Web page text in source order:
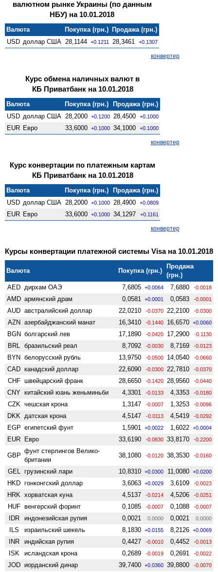
валютном рынке Украины (по данным
НБУ) на 10.01.2018
Валюта Покупка (грн.) Продажа (грн.)
USD доллар США 28,1144 +0.1211 28,3461 +0.1307
конвертер
Курс обмена наличных валют в
КБ Приватбанк на 10.01.2018
Валюта Покупка (грн.)
Продажа (грн.)
USD доллар США 28,2000 +0.1200 28,4500 +0.1000
EUR Евро 33,6000 +0.1000 34,1000 +0.1000
конвертер
Курс конвертации по платежным картам
КБ Приватбанк на 10.01.2018
Валюта Покупка (грн.)
Продажа (грн.)
USD доллар США 28,2000 +0.1000 28,4900 +0.0809
EUR Евро 33,6000 +0.1000 34,1297 +0.1161
конвертер
Курсы конвертации платежной системы Visa на 10.01.2018
Валюта Покупка (грн.)
Продажа
(грн.)
AED дирхам ОАЭ 7,6805 +0.0064 7,6880 -0.0018
AMD армянский драм 0,0581 +0.0001 0,0583 -0.0001
AUD австралийский доллар 22,0210 -0.0370 22,2100 -0.0300
AZN азербайджанский манат 16,3410 -0.1440 16,6570 +0.0060
BGN болгарский лев 17,1890 -0.0420 17,2900 -0.1130
BRL бразильский реал 8,7092 -0.0030 8,7169 -0.0123
BYN белорусский рубль 13,9750 -0.0500 14,0540 -0.0660
CAD канадский доллар 22,6090 -0.0300 22,7810 -0.0370
CHF швейцарский франк 28,6650 -0.1420 28,9560 -0.0440
CNY китайский юань женьминьби 4,3301 -0.0133 4,3353 -0.0180
CZK чешская крона 1,3147 -0.0007 1,3253 -0.0096
DKK датская крона 4,5147 -0.0113 4,5419 -0.0292
EGP египетский фунт 1,5901 +0.0022 1,6022 +0.0004
EUR Евро 33,6190 -0.0830 33,8170 -0.2200
GBP
фунт стерлингов Велико­
британии
38,1080 -0.0120 38,3530 -0.0160
GEL грузинский лари 10,8310 +0.0300 11,0080 +0.0200
HKD гонконгский доллар 3,6063 +0.0029 3,6109 -0.0023
HRK хорватская куна 4,5137 -0.0214 4,5206 -0.0251
HUF венгерский форинт 0,1085 -0.0007 0,1088 -0.0007
IDR индонезийская рупия 0,0021 0.0000 0,0021 0.0000
ILS израильский шекель 8,1830 +0.0155 8,2126 +0.0069
INR индийская рупия 0,4427 -0.0010 0,4452 -0.0013
ISK исландская крона 0,2689 -0.0019 0,2691 -0.0022
JOD иорданский динар 39,7400 +0.0360 39,8800 -0.0070